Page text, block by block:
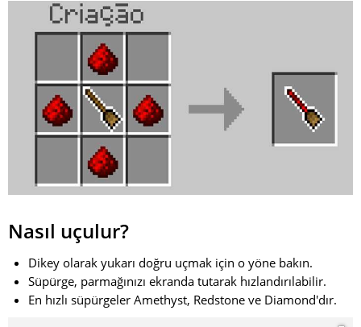
Nasıl uçulur?
Dikey olarak yukarı doğru uçmak için o yöne bakın.
Süpürge, parmağınızı ekranda tutarak hızlandırılabilir.
En hızlı süpürgeler Amethyst, Redstone ve Diamond'dır.